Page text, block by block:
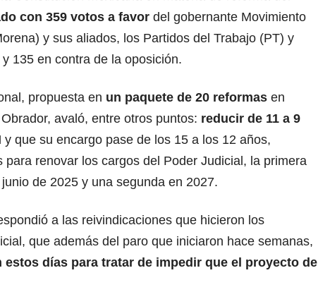
con 359 votos a favor del gobernante Movimiento
y sus aliados, los Partidos del Trabajo (PT) y
135 en contra de la oposición.
propuesta en un paquete de 20 reformas en
avaló, entre otros puntos: reducir de 11 a 9
y que su encargo pase de los 15 a los 12 años,
para renovar los cargos del Poder Judicial, la primera
de 2025 y una segunda en 2027.
a las reivindicaciones que hicieron los
que además del paro que iniciaron hace semanas,
estos días para tratar de impedir que el proyecto de